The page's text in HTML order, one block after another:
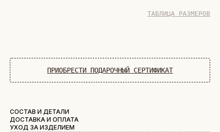
ТАБЛИЦА РАЗМЕРОВ
ПРИОБРЕСТИ ПОДАРОЧНЫЙ СЕРТИФИКАТ
СОСТАВ И ДЕТАЛИ
ДОСТАВКА И ОПЛАТА
УХОД ЗА ИЗДЕЛИЕМ